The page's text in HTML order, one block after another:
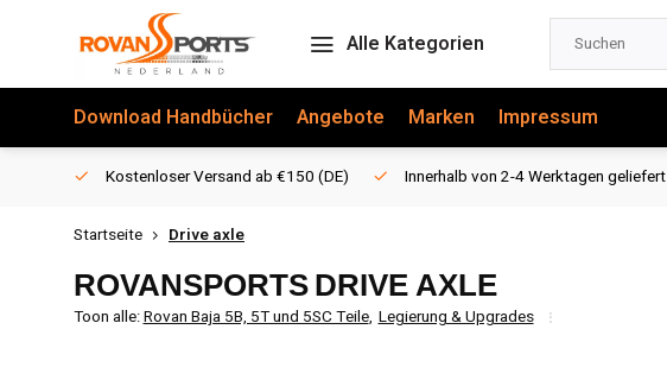
Alle Kategorien
Download Handbücher Angebote Marken Impressum
Kostenloser Versand ab €150 (DE) Innerhalb von 2-4 Werktagen geliefert
Startseite Drive axle
ROVANSPORTS DRIVE AXLE
Toon alle:Rovan Baja 5B, 5T und 5SC Teile, Legierung & Upgrades